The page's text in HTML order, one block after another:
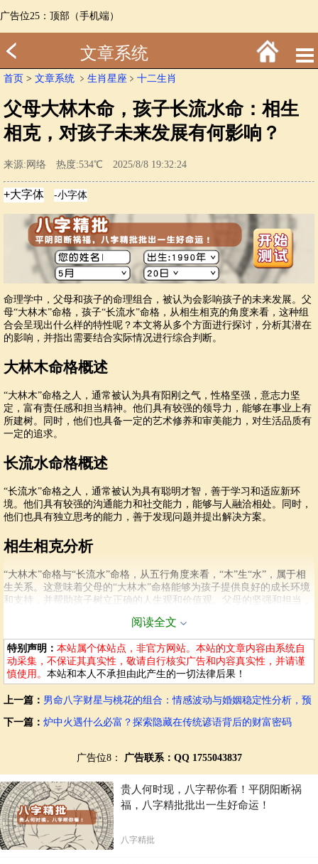
广告位25：顶部（手机端）
文章系统
首页 > 文章系统 ﹥ 生肖星座 ﹥ 十二生肖
父母大林木命，孩子长流水命：相生
相克，对孩子未来发展有何影响？
来源:网络 热度:534℃ 2025/8/8 19:32:24
命理学中，父母和孩子的命理组合，被认为会影响孩子的未来发展。父
母“大林木”命格，孩子“长流水”命格，从相生相克的角度来看，这种组
合会呈现出什么样的特性呢？本文将从多个方面进行探讨，分析其潜在
的影响，并指出需要结合实际情况进行综合判断。
大林木命格概述
“大林木”命格之人，通常被认为具有阳刚之气，性格坚强，意志力坚
定，富有责任感和担当精神。他们具有较强的领导力，能够在事业上有
所建树。同时，他们也具备一定的艺术修养和审美能力，对生活品质有
一定的追求。
长流水命格概述
“长流水”命格之人，通常被认为具有聪明才智，善于学习和适应新环
境。他们具有较强的沟通能力和社交能力，能够与人融洽相处。同时，
他们也具有独立思考的能力，善于发现问题并提出解决方案。
相生相克分析
“大林木”命格与“长流水”命格，从五行角度来看，“木”生“水”，属于相
生关系。这意味着父母的“大林木”命格能够为孩子提供良好的成长环境
和支持，并帮助孩子树立正确的人生观和价值观。父母的坚强和担当，
独立，甚至有些叛逆，不太容易受到父母的完全控制。他们可能会在追
求个人目标的过程中，与父母产生一些分歧。
对孩子未来发展的影响
从积极角度来看，这种组合可能会培养出具有创新精神、独立思考能力
但潜在的挑战也需要关注。孩子可能会缺乏一定的耐心，在面对困难和
挑战时可能容易急躁。由于过于独立，他们可能需要在人际交往中多加
磨合，才能更好地与他人建立良好关系。父母也要避免强势干预，给予
孩子更多的空间去探索和成长。
结合实际情况进行分析
阅读全文
特别声明： 本站属个体站点，非官方网站。本站的文章内容由系统自
动采集，不保证其真实性，敬请自行核实广告和内容真实性，并请谨
慎使用。 本站和本人不承担由此产生的一切法律后果！
上一篇： 男命八字财星与桃花的组合：情感波动与婚姻稳定性分析，预
下一篇： 炉中火遇什么必富？探索隐藏在传统谚语背后的财富密码
广告位8： 广告联系：QQ 1755043837
贵人何时现，八字帮你看！平阴阳断祸
福，八字精批批出一生好命运！
八字精批